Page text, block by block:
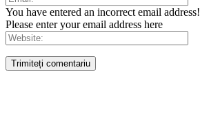
You have entered an incorrect email address!
Please enter your email address here